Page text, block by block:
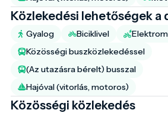
Közlekedési lehetőségek a
Gyalog Biciklivel
Közösségi buszközlekedéssel
(Az utazásra bérelt) busszal
Hajóval (vitorlás, motoros)
Közösségi közlekedés